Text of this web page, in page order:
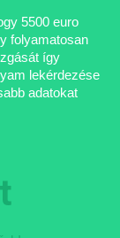
5500 euro
folyamatosan
így
lekérdezése
adatokat